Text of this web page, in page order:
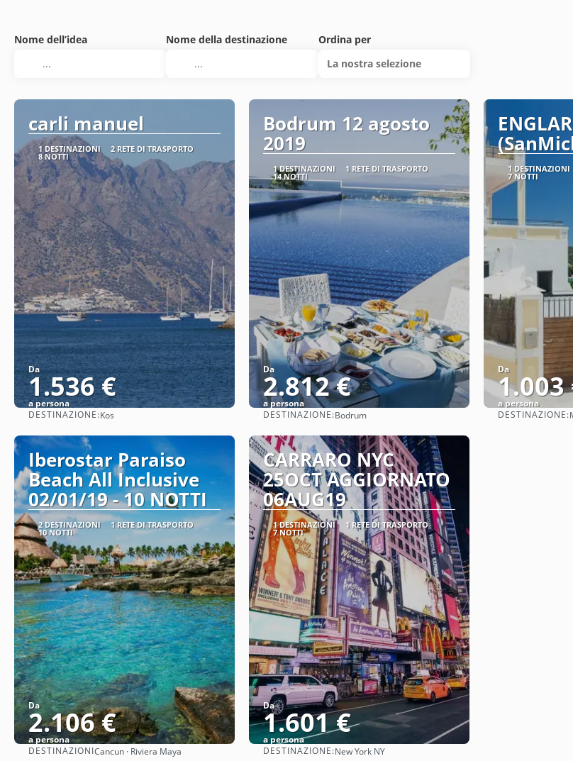
Nome dell’idea Nome della destinazione
Ordina per
La nostra selezione
carli manuel
1 DESTINAZIONI 2 RETE DI TRASPORTO
8 NOTTI
Da
1.536 €
a persona
Vedere
DESTINAZIONE:Kos
Bodrum 12 agosto
2019
1 DESTINAZIONI 1 RETE DI TRASPORTO
14 NOTTI
Da
2.812 €
a persona
Vedere
DESTINAZIONE:Bodrum
1 DESTINAZIONI
7 NOTTI
Da
1.003
a persona
DESTINAZIONE:
Iberostar Paraiso
Beach All Inclusive
02/01/19 - 10 NOTTI
2 DESTINAZIONI 1 RETE DI TRASPORTO
10 NOTTI
Da
2.106 €
a persona
Vedere
DESTINAZIONICancun · Riviera Maya
CARRARO NYC
25OCT AGGIORNATO
06AUG19
1 DESTINAZIONI 1 RETE DI TRASPORTO
7 NOTTI
Da
1.601 €
a persona
Vedere
DESTINAZIONE:New York NY